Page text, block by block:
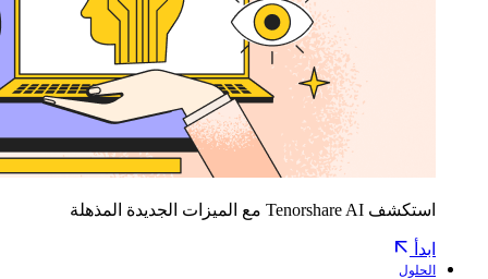
استكشف Tenorshare AI مع الميزات الجديدة المذهلة
ابدأ
الحلول